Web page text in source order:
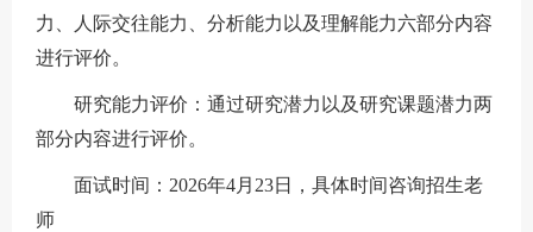
力、人际交往能力、分析能力以及理解能力六部分内容
进行评价。
研究能力评价：通过研究潜力以及研究课题潜力两
部分内容进行评价。
面试时间：2026年4月23日，具体时间咨询招生老
师